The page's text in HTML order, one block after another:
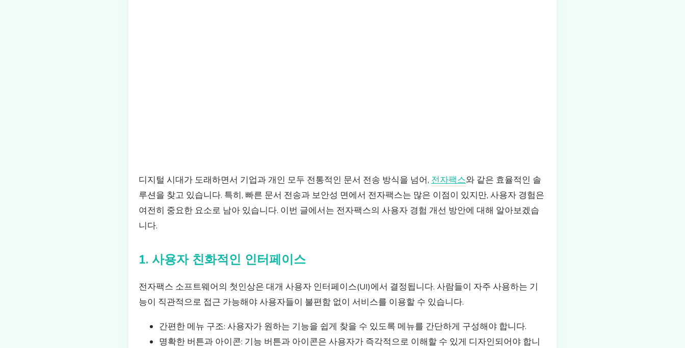
디지털 시대가 도래하면서 기업과 개인 모두 전통적인 문서 전송 방식을 넘어, 전자팩스와 같은 효율적인 솔
루션을 찾고 있습니다. 특히, 빠른 문서 전송과 보안성 면에서 전자팩스는 많은 이점이 있지만, 사용자 경험은
여전히 중요한 요소로 남아 있습니다. 이번 글에서는 전자팩스의 사용자 경험 개선 방안에 대해 알아보겠습
니다.
1. 사용자 친화적인 인터페이스
전자팩스 소프트웨어의 첫인상은 대개 사용자 인터페이스(UI)에서 결정됩니다. 사람들이 자주 사용하는 기
능이 직관적으로 접근 가능해야 사용자들이 불편함 없이 서비스를 이용할 수 있습니다.
간편한 메뉴 구조: 사용자가 원하는 기능을 쉽게 찾을 수 있도록 메뉴를 간단하게 구성해야 합니다.
명확한 버튼과 아이콘: 기능 버튼과 아이콘은 사용자가 즉각적으로 이해할 수 있게 디자인되어야 합니